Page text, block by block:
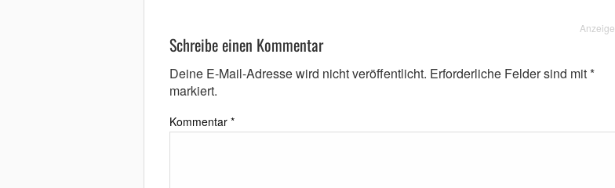
Anzeige
Schreibe einen Kommentar
Deine E-Mail-Adresse wird nicht veröffentlicht. Erforderliche Felder sind mit*
markiert.
Kommentar *